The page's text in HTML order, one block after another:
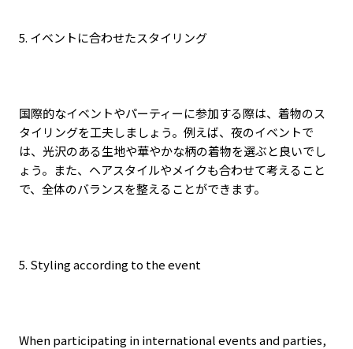
5. イベントに合わせたスタイリング
国際的なイベントやパーティーに参加する際は、着物のス
タイリングを工夫しましょう。例えば、夜のイベントで
は、光沢のある生地や華やかな柄の着物を選ぶと良いでし
ょう。また、ヘアスタイルやメイクも合わせて考えること
で、全体のバランスを整えることができます。
5. Styling according to the event
When participating in international events and parties,